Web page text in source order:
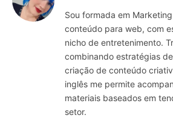
Sou formada em
conteúdo para web, com
nicho de entretenimento.
combinando estratégias
criação de conteúdo
inglês me permite
materiais baseados em
setor.